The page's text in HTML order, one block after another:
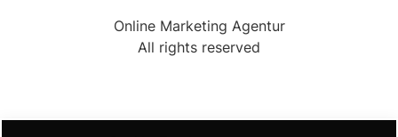
Online Marketing Agentur
All rights reserved